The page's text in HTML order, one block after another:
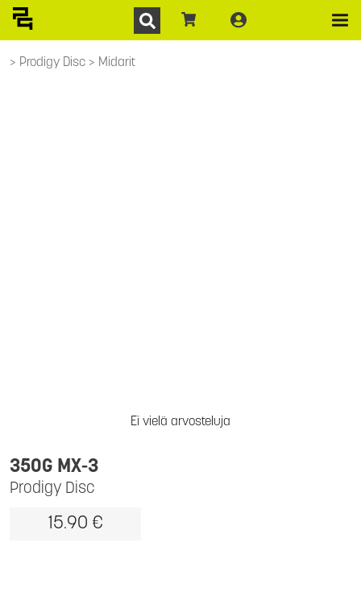
Prodigy Disc Midarit
Ei vielä arvosteluja
Prodigy Disc
350G MX-3
15.90 €